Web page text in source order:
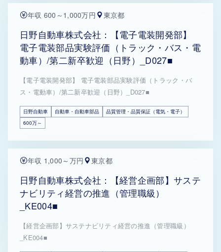
年収 600～1,000万円 東京都
日野自動車株式会社：【電子電装開発部】
電子電装部品実験評価（トラック・バス・電
動車）/第二新卒歓迎（日野）_D027■
【電子電装開発部】 電子電装部品実験評価（トラック・バ
ス・電動車）/第二新卒歓迎（日野）_D027■
日野自動車 自動車・自動車部品
品質管理・品質保証（電気・電子）
600万～
年収 1,000～万円 東京都
日野自動車株式会社：【経営企画部】サステ
ナビリティ経営の推進（管理職級）
_KE004■
【経営企画部】サステナビリティ経営の推進（管理職級）
_KE004■